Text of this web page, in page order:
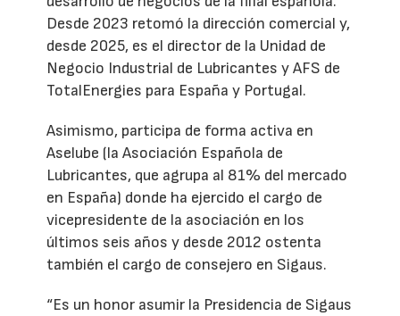
Desde 2023 retomó la dirección comercial y,
desde 2025, es el director de la Unidad de
Negocio Industrial de Lubricantes y AFS de
TotalEnergies para España y Portugal.
Asimismo, participa de forma activa en
Aselube (la Asociación Española de
Lubricantes, que agrupa al 81% del mercado
en España) donde ha ejercido el cargo de
vicepresidente de la asociación en los
últimos seis años y desde 2012 ostenta
también el cargo de consejero en Sigaus.
“Es un honor asumir la Presidencia de Sigaus